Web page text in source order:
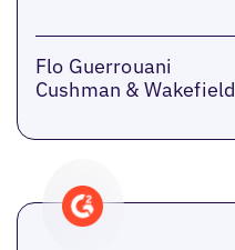
Flo Guerrouani
Cushman & Wakefield